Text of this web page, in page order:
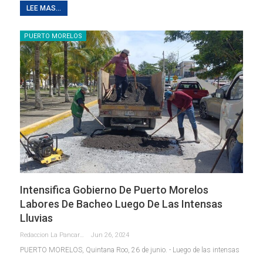
LEE MAS...
PUERTO MORELOS
Intensifica Gobierno De Puerto Morelos
Labores De Bacheo Luego De Las Intensas
Lluvias
Redaccion La Pancarta De Quintana Roo Jun 26, 2024
PUERTO MORELOS, Quintana Roo, 26 de junio. - Luego de las intensas